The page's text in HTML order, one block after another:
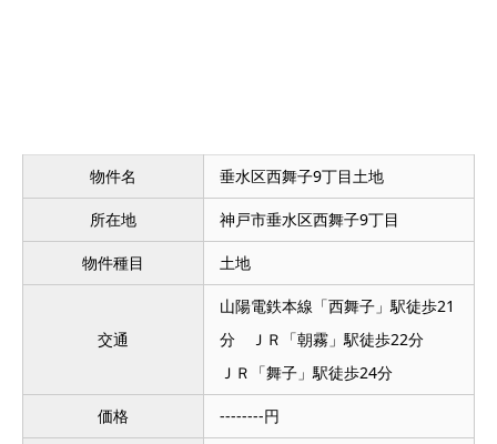
物件名 垂水区西舞子9丁目土地
所在地 神戸市垂水区西舞子9丁目
物件種目 土地
交通
山陽電鉄本線「西舞子」駅徒歩21
分 ＪＲ「朝霧」駅徒歩22分
ＪＲ「舞子」駅徒歩24分
価格 --------円